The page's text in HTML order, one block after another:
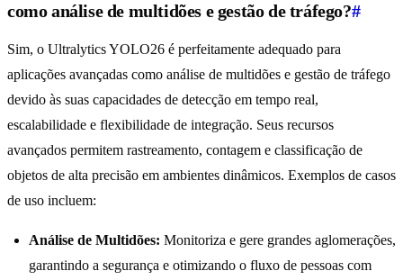
como análise de multidões e gestão de tráfego?#
Sim, o Ultralytics YOLO26 é perfeitamente adequado para
aplicações avançadas como análise de multidões e gestão de tráfego
devido às suas capacidades de detecção em tempo real,
escalabilidade e flexibilidade de integração. Seus recursos
avançados permitem rastreamento, contagem e classificação de
objetos de alta precisão em ambientes dinâmicos. Exemplos de casos
de uso incluem:
Análise de Multidões: Monitoriza e gere grandes aglomerações,
garantindo a segurança e otimizando o fluxo de pessoas com